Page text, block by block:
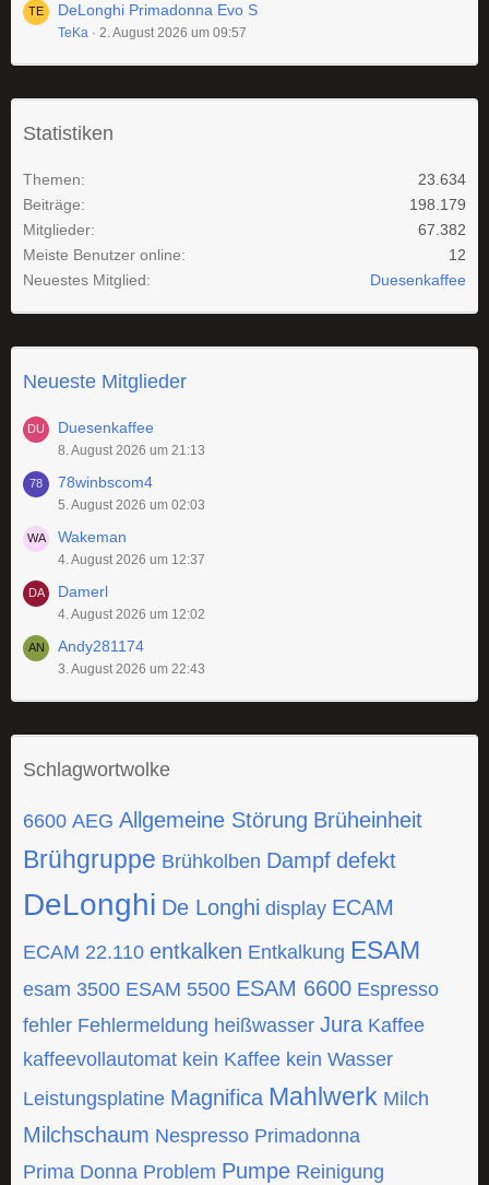
DeLonghi Primadonna Evo S
TeKa 2. August 2026 um 09:57
Statistiken
Themen
23.634
Beiträge
198.179
Mitglieder
67.382
Meiste Benutzer online
12
Neuestes Mitglied
Duesenkaffee
Neueste Mitglieder
Duesenkaffee
8. August 2026 um 21:13
78winbscom4
5. August 2026 um 02:03
Wakeman
4. August 2026 um 12:37
Damerl
4. August 2026 um 12:02
Andy281174
3. August 2026 um 22:43
Schlagwortwolke
6600 AEG Allgemeine Störung Brüheinheit
Brühgruppe Brühkolben Dampf defekt
DeLonghi De Longhi display ECAM
ECAM 22.110 entkalken Entkalkung ESAM
esam 3500 ESAM 5500 ESAM 6600 Espresso
fehler Fehlermeldung heißwasser Jura Kaffee
kaffeevollautomat kein Kaffee kein Wasser
Leistungsplatine Magnifica Mahlwerk Milch
Milchschaum Nespresso Primadonna
Prima Donna Problem Pumpe Reinigung